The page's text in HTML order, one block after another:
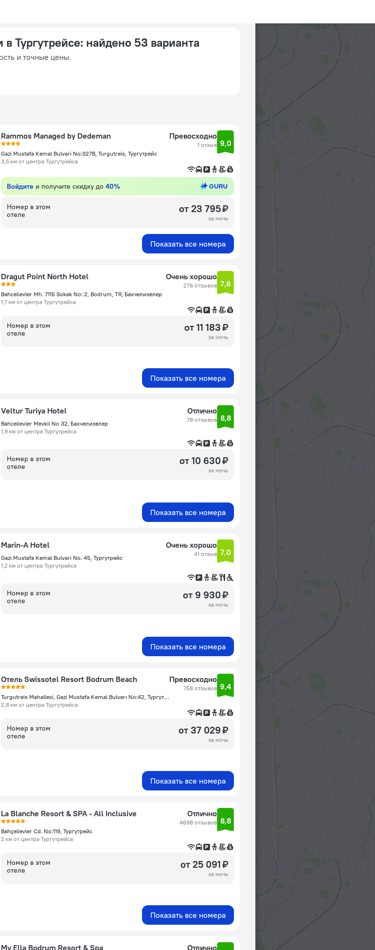
Тургутрейсе: найдено 53 варианта
и точные цены.
Rammos Managed by Dedeman
Gazi Mustafa Kemal Bulvari No:327B, Turgutreis, Тургутрейс
3,5 км от центра Тургутрейса
Превосходно
1 отзыв 9,0
Войдите и получите скидку до 40%
Номер в этом
отеле
от 23 795 ₽
за ночь
Показать все номера
Dragut Point North Hotel
Bahcelievler Mh. 7115 Sokak No: 2, Bodrum, TR, Бахчелиэвлер
1,7 км от центра Тургутрейса
Очень хорошо
276 отзывов 7,6
Номер в этом
отеле
от 11 183 ₽
за ночь
Показать все номера
Veltur Turiya Hotel
Bahcelievler Mevkii No 32, Бахчелиэвлер
1,9 км от центра Тургутрейса
Отлично
78 отзывов 8,8
Номер в этом
отеле
от 10 630 ₽
за ночь
Показать все номера
Marin-A Hotel
Gazi Mustafa Kemal Bulvari No. 45, Тургутрейс
1,2 км от центра Тургутрейса
Очень хорошо
41 отзыв 7,0
Номер в этом
отеле
от 9 930 ₽
за ночь
Показать все номера
Отель Swissotel Resort Bodrum Beach
Turgutreis Mahallesi, Gazi Mustafa Kemal Bulvarı No:42, Тургутрейс
2,8 км от центра Тургутрейса
Превосходно
758 отзывов 9,4
Номер в этом
отеле
от 37 029 ₽
за ночь
Показать все номера
La Blanche Resort & SPA - All Inclusive
Bahçelievler Cd. No:119, Тургутрейс
2 км от центра Тургутрейса
Отлично
4698 отзывов 8,8
Номер в этом
отеле
от 25 091 ₽
за ночь
Показать все номера
My Ella Bodrum Resort & Spa Отлично